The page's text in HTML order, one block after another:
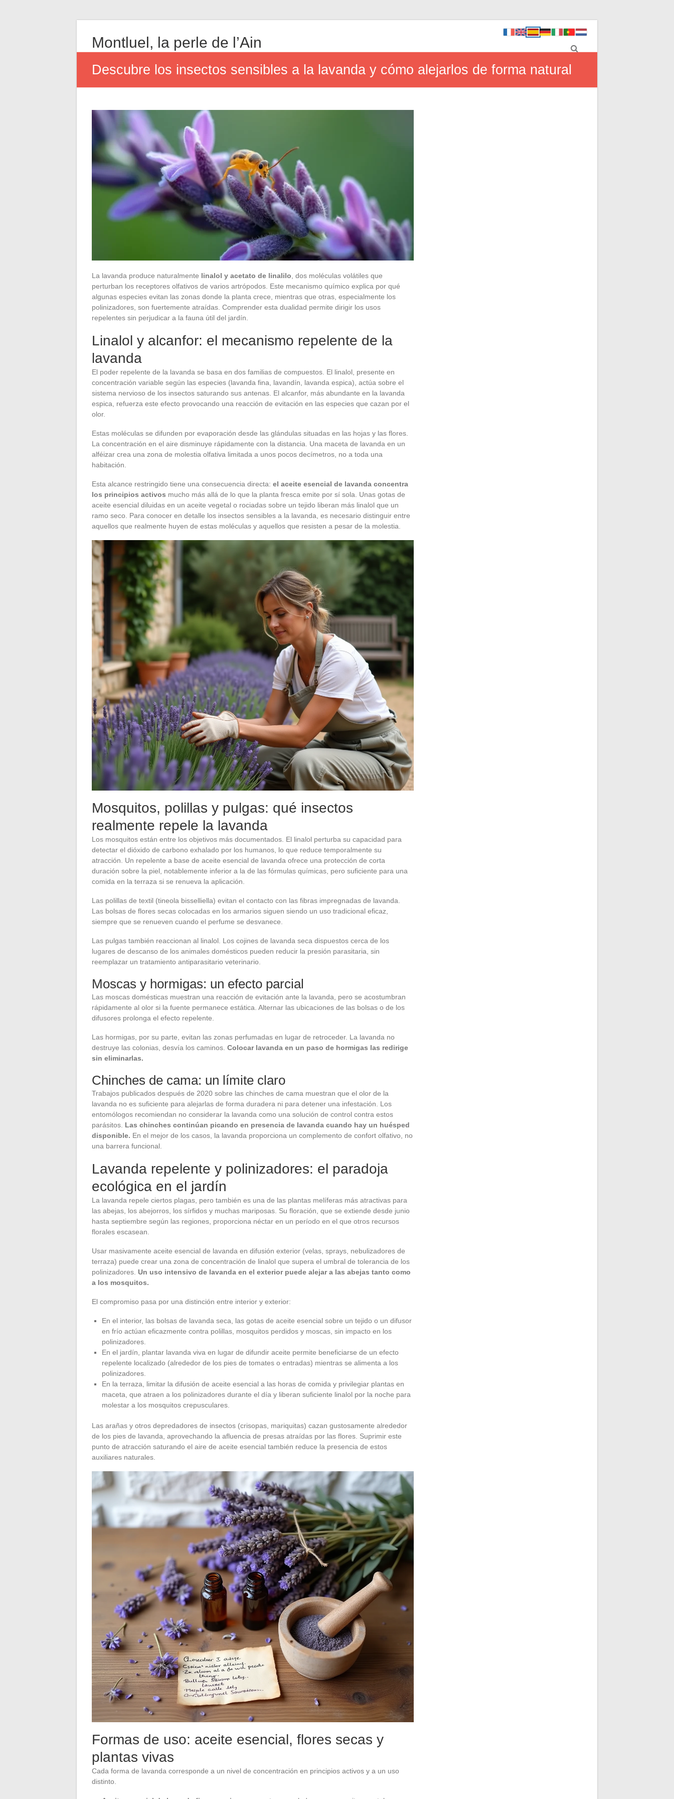
Montluel, la perle de l’Ain
Descubre los insectos sensibles a la lavanda y cómo alejarlos de forma natural
La lavanda produce naturalmente linalol y acetato de linalilo , dos moléculas volátiles que
perturban los receptores olfativos de varios artrópodos. Este mecanismo químico explica por qué
algunas especies evitan las zonas donde la planta crece, mientras que otras, especialmente los
polinizadores, son fuertemente atraídas. Comprender esta dualidad permite dirigir los usos
repelentes sin perjudicar a la fauna útil del jardín.
Linalol y alcanfor: el mecanismo repelente de la
lavanda
El poder repelente de la lavanda se basa en dos familias de compuestos. El linalol, presente en
concentración variable según las especies (lavanda fina, lavandín, lavanda espica), actúa sobre el
sistema nervioso de los insectos saturando sus antenas. El alcanfor, más abundante en la lavanda
espica, refuerza este efecto provocando una reacción de evitación en las especies que cazan por el
olor.
Estas moléculas se difunden por evaporación desde las glándulas situadas en las hojas y las flores.
La concentración en el aire disminuye rápidamente con la distancia. Una maceta de lavanda en un
alféizar crea una zona de molestia olfativa limitada a unos pocos decímetros, no a toda una
habitación.
Esta alcance restringido tiene una consecuencia directa: el aceite esencial de lavanda concentra
los principios activos mucho más allá de lo que la planta fresca emite por sí sola. Unas gotas de
aceite esencial diluidas en un aceite vegetal o rociadas sobre un tejido liberan más linalol que un
ramo seco. Para conocer en detalle los insectos sensibles a la lavanda, es necesario distinguir entre
aquellos que realmente huyen de estas moléculas y aquellos que resisten a pesar de la molestia.
Mosquitos, polillas y pulgas: qué insectos
realmente repele la lavanda
Los mosquitos están entre los objetivos más documentados. El linalol perturba su capacidad para
detectar el dióxido de carbono exhalado por los humanos, lo que reduce temporalmente su
atracción. Un repelente a base de aceite esencial de lavanda ofrece una protección de corta
duración sobre la piel, notablemente inferior a la de las fórmulas químicas, pero suficiente para una
comida en la terraza si se renueva la aplicación.
Las polillas de textil (tineola bisselliella) evitan el contacto con las fibras impregnadas de lavanda.
Las bolsas de flores secas colocadas en los armarios siguen siendo un uso tradicional eficaz,
siempre que se renueven cuando el perfume se desvanece.
Las pulgas también reaccionan al linalol. Los cojines de lavanda seca dispuestos cerca de los
lugares de descanso de los animales domésticos pueden reducir la presión parasitaria, sin
reemplazar un tratamiento antiparasitario veterinario.
Moscas y hormigas: un efecto parcial
Las moscas domésticas muestran una reacción de evitación ante la lavanda, pero se acostumbran
rápidamente al olor si la fuente permanece estática. Alternar las ubicaciones de las bolsas o de los
difusores prolonga el efecto repelente.
Las hormigas, por su parte, evitan las zonas perfumadas en lugar de retroceder. La lavanda no
destruye las colonias, desvía los caminos. Colocar lavanda en un paso de hormigas las redirige
sin eliminarlas.
Chinches de cama: un límite claro
Trabajos publicados después de 2020 sobre las chinches de cama muestran que el olor de la
lavanda no es suficiente para alejarlas de forma duradera ni para detener una infestación. Los
entomólogos recomiendan no considerar la lavanda como una solución de control contra estos
parásitos. Las chinches continúan picando en presencia de lavanda cuando hay un huésped
disponible. En el mejor de los casos, la lavanda proporciona un complemento de confort olfativo, no
una barrera funcional.
Lavanda repelente y polinizadores: el paradoja
ecológica en el jardín
La lavanda repele ciertos plagas, pero también es una de las plantas melíferas más atractivas para
las abejas, los abejorros, los sírfidos y muchas mariposas. Su floración, que se extiende desde junio
hasta septiembre según las regiones, proporciona néctar en un período en el que otros recursos
florales escasean.
Usar masivamente aceite esencial de lavanda en difusión exterior (velas, sprays, nebulizadores de
terraza) puede crear una zona de concentración de linalol que supera el umbral de tolerancia de los
polinizadores. Un uso intensivo de lavanda en el exterior puede alejar a las abejas tanto como
a los mosquitos.
El compromiso pasa por una distinción entre interior y exterior:
En el interior, las bolsas de lavanda seca, las gotas de aceite esencial sobre un tejido o un difusor
en frío actúan eficazmente contra polillas, mosquitos perdidos y moscas, sin impacto en los
polinizadores.
En el jardín, plantar lavanda viva en lugar de difundir aceite permite beneficiarse de un efecto
repelente localizado (alrededor de los pies de tomates o entradas) mientras se alimenta a los
polinizadores.
En la terraza, limitar la difusión de aceite esencial a las horas de comida y privilegiar plantas en
maceta, que atraen a los polinizadores durante el día y liberan suficiente linalol por la noche para
molestar a los mosquitos crepusculares.
Las arañas y otros depredadores de insectos (crisopas, mariquitas) cazan gustosamente alrededor
de los pies de lavanda, aprovechando la afluencia de presas atraídas por las flores. Suprimir este
punto de atracción saturando el aire de aceite esencial también reduce la presencia de estos
auxiliares naturales.
Formas de uso: aceite esencial, flores secas y
plantas vivas
Cada forma de lavanda corresponde a un nivel de concentración en principios activos y a un uso
distinto.